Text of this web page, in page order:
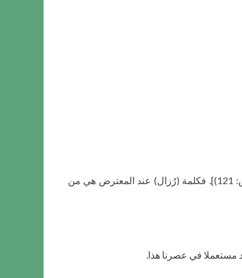
ووفق المعترض، لا بدّ ان تكون الكلمة (رذال) على معنى الردئ من كل شيء، كما جاء: وَ (رُذَالُ) كُلِّ شَيْءٍ رَدِيئُهُ. [مختار الصحاح (ص: 121)]. فكلمة (رُزال) عند المعترض هي من
مستعملا في عصرنا هذا.